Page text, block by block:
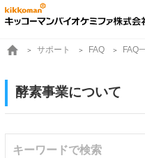
サポート FAQ FAQ
酵素事業について